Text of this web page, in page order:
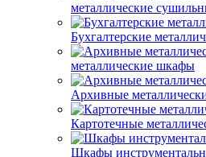
металлические
Бухгалтерские
металлические шкафы
Архивные
Картотечные
Шкафы